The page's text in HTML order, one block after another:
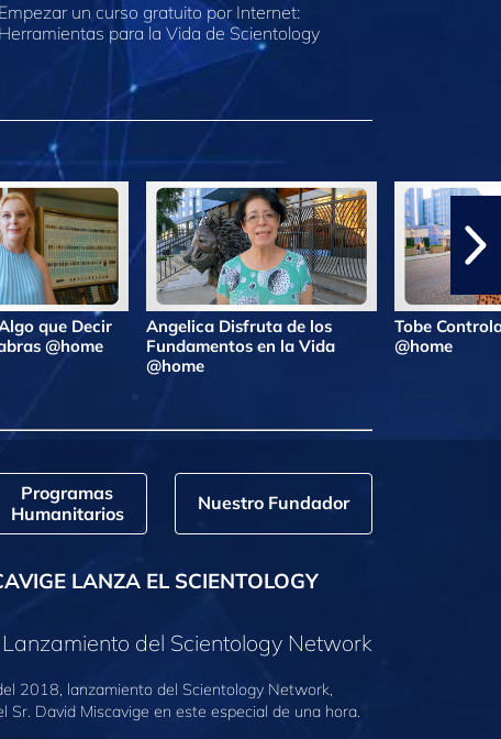
Empezar un curso gratuito por Internet:
Herramientas para la Vida de Scientology
que Decir
@home
Angelica Disfruta de los
Fundamentos en la Vida
@home
Tobe
@home
Programas
Humanitarios
Nuestro Fundador
LANZA EL SCIENTOLOGY
del Scientology Network
2018, lanzamiento del Scientology Network,
Sr. David Miscavige en este especial de una hora.